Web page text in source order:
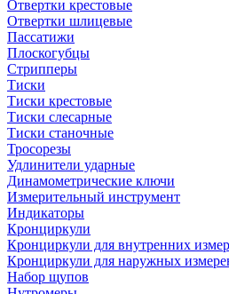
Отвертки крестовые
Отвертки шлицевые
Пассатижи
Плоскогубцы
Стрипперы
Тиски
Тиски крестовые
Тиски слесарные
Тиски станочные
Тросорезы
Удлинители ударные
Динамометрические ключи
Измерительный инструмент
Индикаторы
Кронциркули
Кронциркули для внутренних
Кронциркули для наружных
Набор щупов